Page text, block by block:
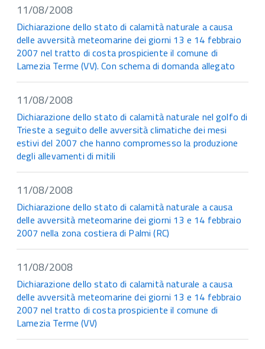
11/08/2008
Dichiarazione dello stato di calamità naturale a causa
delle avversità meteomarine dei giorni 13 e 14 febbraio
2007 nel tratto di costa prospiciente il comune di
Lamezia Terme (VV). Con schema di domanda allegato
11/08/2008
Dichiarazione dello stato di calamità naturale nel golfo di
Trieste a seguito delle avversità climatiche dei mesi
estivi del 2007 che hanno compromesso la produzione
degli allevamenti di mitili
11/08/2008
Dichiarazione dello stato di calamità naturale a causa
delle avversità meteomarine dei giorni 13 e 14 febbraio
2007 nella zona costiera di Palmi (RC)
11/08/2008
Dichiarazione dello stato di calamità naturale a causa
delle avversità meteomarine dei giorni 13 e 14 febbraio
2007 nel tratto di costa prospiciente il comune di
Lamezia Terme (VV)